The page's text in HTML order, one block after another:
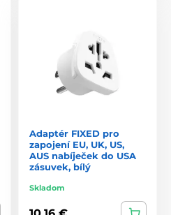
Adaptér FIXED pro
zapojení EU, UK, US,
AUS nabíječek do USA
zásuvek, bílý
Skladom